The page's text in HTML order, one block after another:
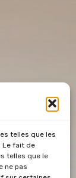
telles que les
Le fait de
telles que le
ne pas